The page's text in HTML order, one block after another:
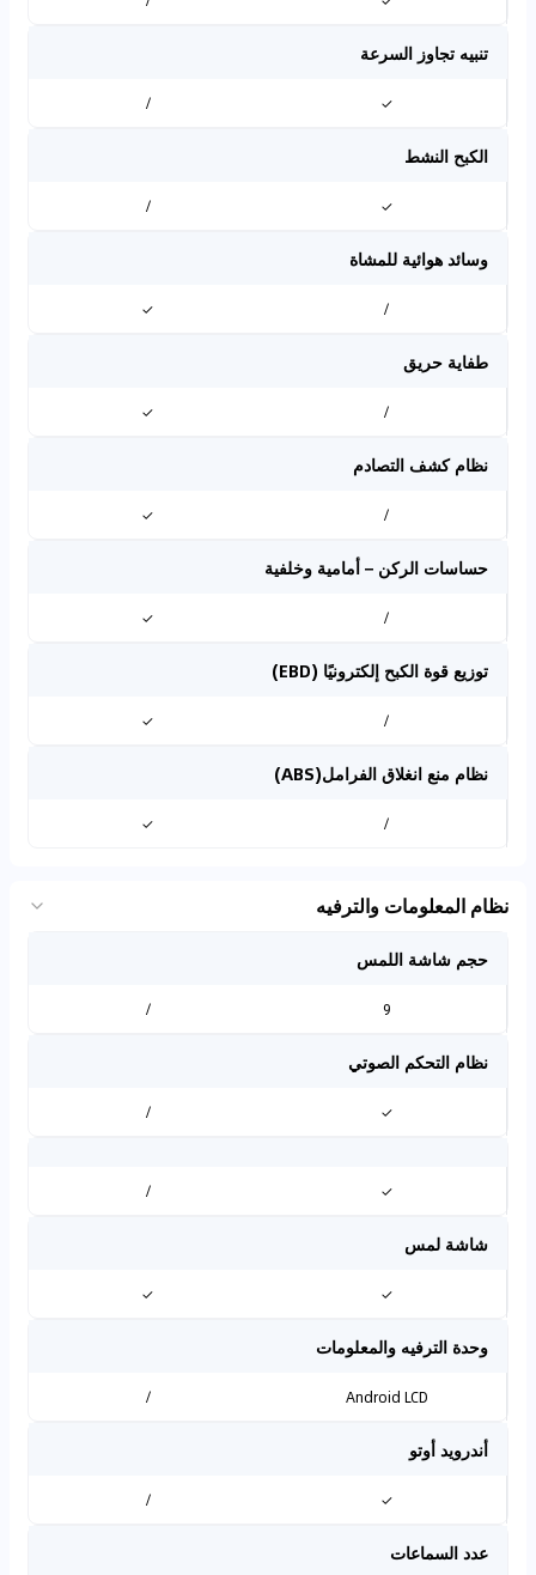
تنبيه تجاوز السرعة
✓
/
الكبح النشط
✓
/
وسائد هوائية للمشاة
/
✓
طفاية حريق
/
✓
نظام كشف التصادم
/
✓
حساسات الركن – أمامية وخلفية
/
✓
توزيع قوة الكبح إلكترونيًا (EBD)
/
✓
نظام منع انغلاق الفرامل(ABS)
/
✓
نظام المعلومات والترفيه
حجم شاشة اللمس
9
/
نظام التحكم الصوتي
✓
/
✓
/
شاشة لمس
✓
✓
وحدة الترفيه والمعلومات
Android LCD
/
أندرويد أوتو
✓
/
عدد السماعات